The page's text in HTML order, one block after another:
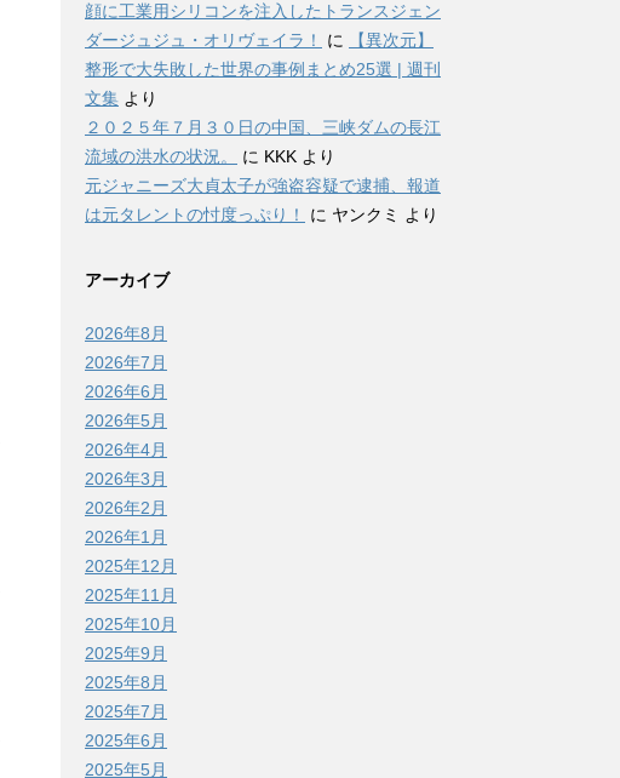
顔に工業用シリコンを注入したトランスジェン
ダージュジュ・オリヴェイラ！
に
【異次元】
整形で大失敗した世界の事例まとめ25選 | 週刊
文集 より
２０２５年７月３０日の中国、三峡ダムの長江
流域の洪水の状況。
に KKK より
元ジャニーズ大貞太子が強盗容疑で逮捕、報道
は元タレントの忖度っぷり！
に ヤンクミ より
アーカイブ
2026年8月
2026年7月
2026年6月
2026年5月
2026年4月
2026年3月
2026年2月
2026年1月
2025年12月
2025年11月
2025年10月
2025年9月
2025年8月
2025年7月
2025年6月
2025年5月